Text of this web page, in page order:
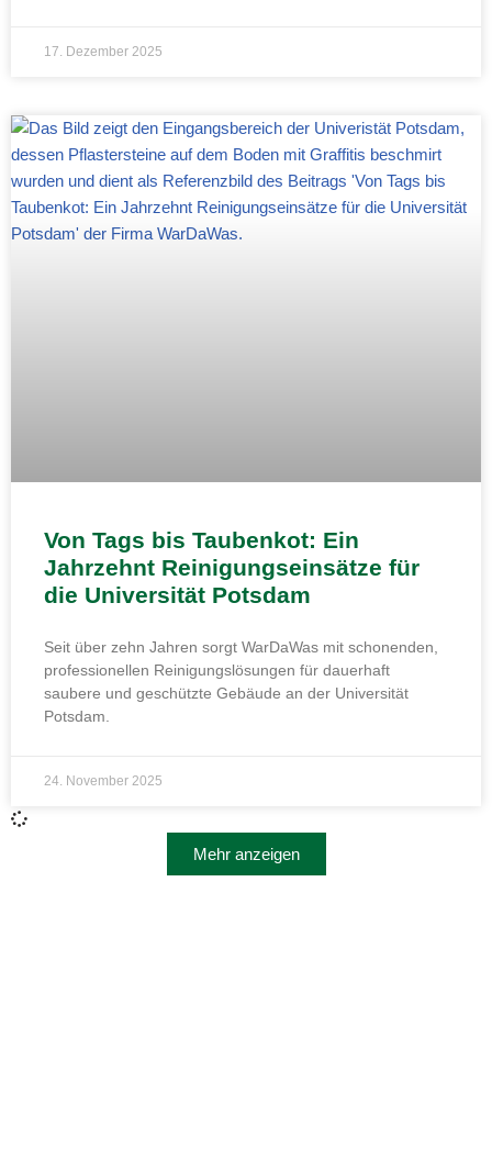
17. Dezember 2025
Von Tags bis Taubenkot: Ein
Jahrzehnt Reinigungseinsätze für
die Universität Potsdam
Seit über zehn Jahren sorgt WarDaWas mit schonenden,
professionellen Reinigungslösungen für dauerhaft
saubere und geschützte Gebäude an der Universität
Potsdam.
24. November 2025
Mehr anzeigen